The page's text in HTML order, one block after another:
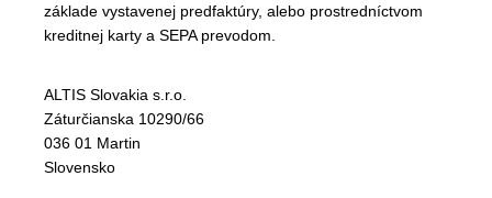
základe vystavenej predfaktúry, alebo prostredníctvom
kreditnej karty a SEPA prevodom.
ALTIS Slovakia s.r.o.
Záturčianska 10290/66
036 01 Martin
Slovensko